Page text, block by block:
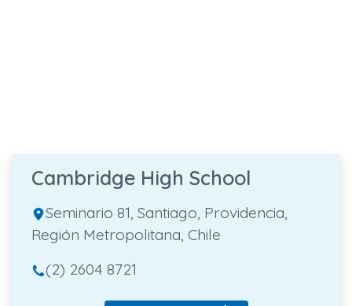
Cambridge High School
Seminario 81, Santiago, Providencia,
Región Metropolitana, Chile
(2) 2604 8721